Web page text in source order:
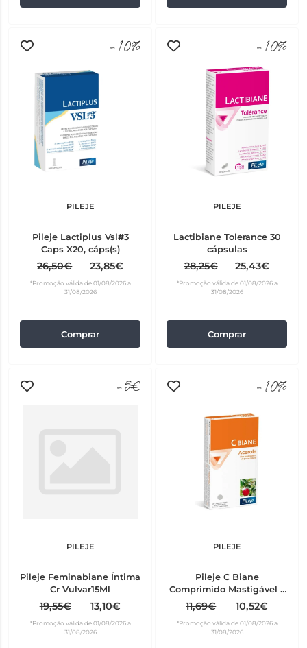
-10%
PILEJE
Pileje Lactiplus Vsl#3
Caps X20, cáps(s)
26,50€ 23,85€
*Promoção válida de 01/08/2026 a
31/08/2026
Comprar
-10%
PILEJE
Lactibiane Tolerance 30
cápsulas
28,25€ 25,43€
*Promoção válida de 01/08/2026 a
31/08/2026
Comprar
-5€
PILEJE
Pileje Feminabiane Íntima
Cr Vulvar15Ml
19,55€ 13,10€
*Promoção válida de 01/08/2026 a
31/08/2026
-10%
PILEJE
Pileje C Biane
Comprimido Mastigável x
11,69€ 10,52€
*Promoção válida de 01/08/2026 a
31/08/2026